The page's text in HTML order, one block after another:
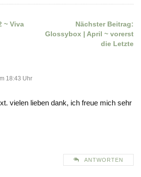
~ Viva
Nächster Beitrag:
Glossybox | April ~ vorerst
die Letzte
18:43 Uhr
vielen lieben dank, ich freue mich sehr
ANTWORTEN